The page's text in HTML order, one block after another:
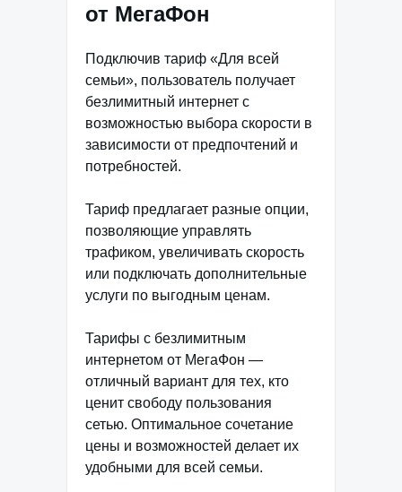
от МегаФон
Подключив тариф «Для всей
семьи», пользователь получает
безлимитный интернет с
возможностью выбора скорости в
зависимости от предпочтений и
потребностей.
Тариф предлагает разные опции,
позволяющие управлять
трафиком, увеличивать скорость
или подключать дополнительные
услуги по выгодным ценам.
Тарифы с безлимитным
интернетом от МегаФон —
отличный вариант для тех, кто
ценит свободу пользования
сетью. Оптимальное сочетание
цены и возможностей делает их
удобными для всей семьи.